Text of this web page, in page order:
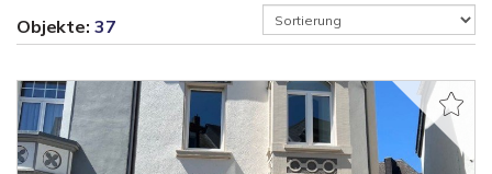
Objekte: 37